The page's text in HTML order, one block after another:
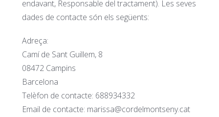
endavant, Responsable del tractament). Les seves
dades de contacte són els següents:
Adreça:
Camí de Sant Guillem, 8
08472 Campins
Barcelona
Telèfon de contacte: 688934332
Email de contacte: marissa@cordelmontseny.cat